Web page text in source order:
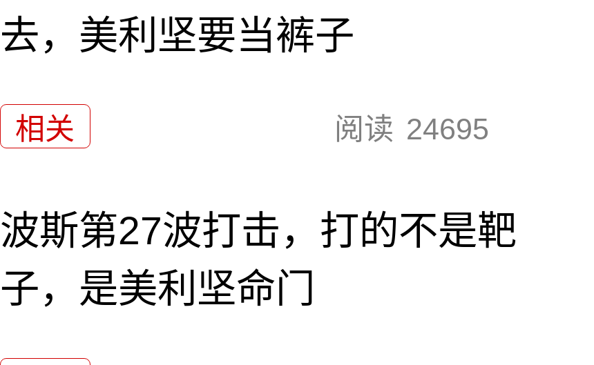
去，美利坚要当裤子
相关 阅读 24695
波斯第27波打击，打的不是靶
子，是美利坚命门